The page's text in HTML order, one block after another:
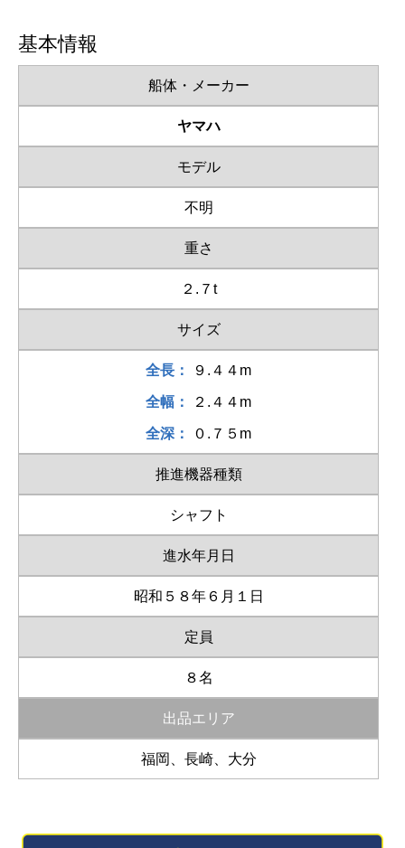
基本情報
船体・メーカー
ヤマハ
モデル
不明
重さ
２.７t
サイズ
全長： ９.４４m
全幅： ２.４４m
全深： ０.７５m
推進機器種類
シャフト
進水年月日
昭和５８年６月１日
定員
８名
出品エリア
福岡、長崎、大分